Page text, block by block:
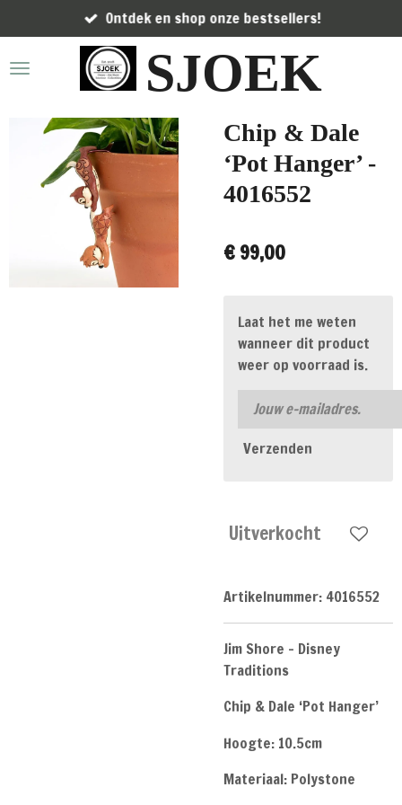
direct
naar
SJOEK
Ontdek en shop onze bestsellers!
Chip & Dale
‘Pot Hanger’ -
4016552
€ 99,00
Laat het me weten
wanneer dit product
weer op voorraad is.
Verzenden
Uitverkocht
Artikelnummer: 4016552
Jim Shore - Disney
Traditions
Chip & Dale ‘Pot Hanger’
Hoogte: 10.5cm
Materiaal: Polystone